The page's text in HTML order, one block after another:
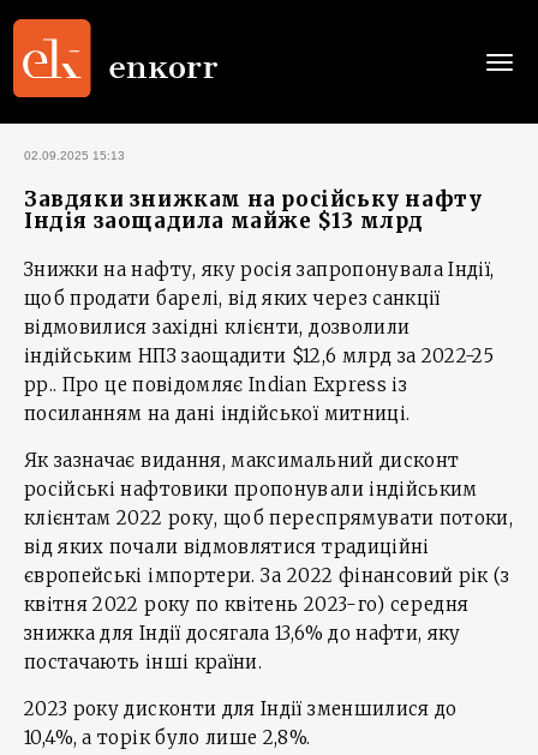
02.09.2025 15:13
Завдяки знижкам на російську нафту
Індія заощадила майже $13 млрд
Знижки на нафту, яку росія запропонувала Індії,
щоб продати барелі, від яких через санкції
відмовилися західні клієнти, дозволили
індійським НПЗ заощадити $12,6 млрд за 2022-25
рр.. Про це повідомляє Indian Express із
посиланням на дані індійської митниці.
Як зазначає видання, максимальний дисконт
російські нафтовики пропонували індійським
клієнтам 2022 року, щоб переспрямувати потоки,
від яких почали відмовлятися традиційні
європейські імпортери. За 2022 фінансовий рік (з
квітня 2022 року по квітень 2023-го) середня
знижка для Індії досягала 13,6% до нафти, яку
постачають інші країни.
2023 року дисконти для Індії зменшилися до
10,4%, а торік було лише 2,8%.